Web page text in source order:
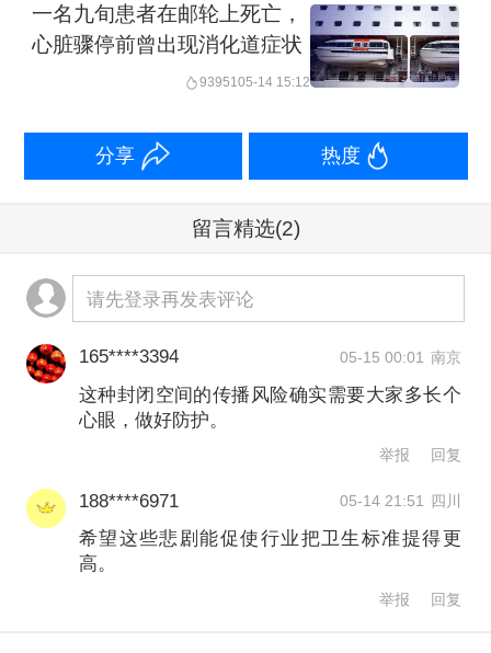
一家大型邮轮公司相关负责人告诉第一
财经记者，一般来说，船上卫生防疫标
船上需每日深度清洁客舱及公共区域；
全船配备新风循环系统；公共场所及卫
生间配有洗手液一次性纸巾或消毒液等
业医生，游客如遇不适，可前往医务室
就医。
比如“加勒比公主号”邮轮上周暴发了诺如
疫情，公主邮轮公司称根据疫情预防和
应对计划，增加清洁和消毒程序，并从
胃肠道疾病感染者中收集的病毒样本进
行测试，及时隔离患病乘客和船员，并
一名九旬患者在邮轮上死亡，
心脏骤停前曾出现消化道症状
9395105-14 15:12
分享 热度
留言精选(2)
请先登录再发表评论
165****3394 05-15 00:01 南京
这种封闭空间的传播风险确实需要大家多长个
心眼，做好防护。
举报 回复
188****6971 05-14 21:51 四川
希望这些悲剧能促使行业把卫生标准提得更
高。
举报 回复